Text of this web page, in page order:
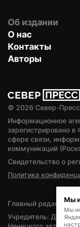
Об издании
О нас
Контакты
Авторы
© 2026 Север-
Информационное
зарегистрировано
сфере связи,
коммуникаций
Свидетельство о
Политика
Главный редактор
Учредитель:
Мы
Мы